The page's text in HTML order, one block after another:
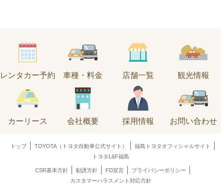
レンタカー予約 車種・料金 店舗一覧 観光情報
カーリース 会社概要 採用情報 お問い合わせ
トップ TOYOTA（トヨタ自動車公式サイト）
福島トヨタオフィシャルサイト
トヨタL&F福島
CSR基本方針 勧誘方針 FD宣言
プライバシーポリシー
カスタマーハラスメント対応方針